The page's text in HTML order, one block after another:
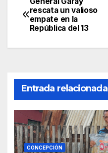
Navegación
de
entradas
rescata un valioso
empate en la
República del 13
Entrada relacionada
CONCEPCIÓN